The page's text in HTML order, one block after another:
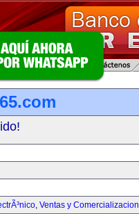
, Ventas y Comercializacion